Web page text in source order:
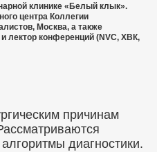
клинике «Белый клык».
центра Коллегии
Москва, а также
лектор конференций (NVC, ХВК,
причинам
диагностики.